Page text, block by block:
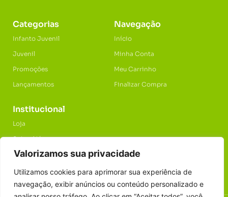
Valorizamos sua privacidade
Utilizamos cookies para aprimorar sua experiência de
navegação, exibir anúncios ou conteúdo personalizado e
Navegação
Início
Minha Conta
Meu Carrinho
Finalizar Compra
Institucional
Loja
Sobre Nós
Privacidade
Trocas & Devolução
Categorias
Infanto Juvenil
Juvenil
Promoções
Lançamentos